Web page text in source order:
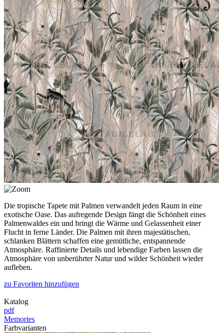
Die tropische Tapete mit Palmen verwandelt jeden Raum in eine
exotische Oase. Das aufregende Design fängt die Schönheit eines
Palmenwaldes ein und bringt die Wärme und Gelassenheit einer
Flucht in ferne Länder. Die Palmen mit ihren majestätischen,
schlanken Blättern schaffen eine gemütliche, entspannende
Atmosphäre. Raffinierte Details und lebendige Farben lassen die
Atmosphäre von unberührter Natur und wilder Schönheit wieder
aufleben.
zu Favoriten hinzufügen
Katalog
pdf
Memories
Farbvarianten